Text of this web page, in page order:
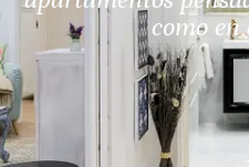
como en